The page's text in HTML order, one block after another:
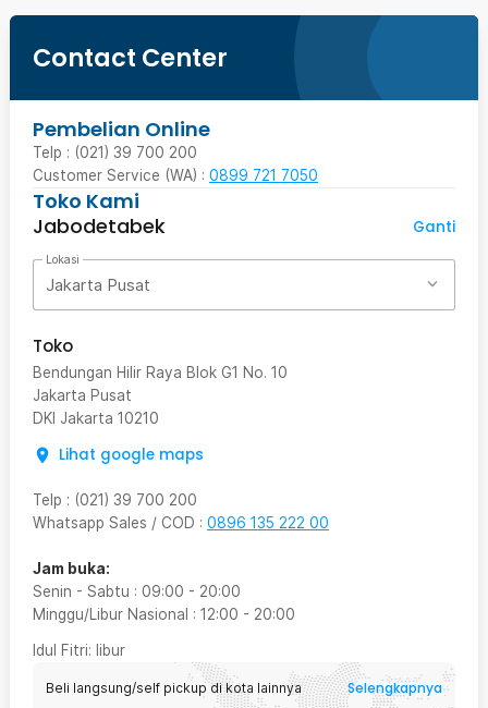
Contact Center
Pembelian Online
Telp : (021) 39 700 200
Customer Service (WA) : 0899 721 7050
Toko Kami
Jabodetabek
Ganti
Lokasi
Jakarta Pusat
Toko
Bendungan Hilir Raya Blok G1 No. 10
Jakarta Pusat
DKI Jakarta 10210
Lihat google maps
Telp : (021) 39 700 200
Whatsapp Sales / COD : 0896 135 222 00
Jam buka:
Senin - Sabtu : 09:00 - 20:00
Minggu/Libur Nasional : 12:00 - 20:00
Idul Fitri: libur
Beli langsung/self pickup di kota lainnya Selengkapnya